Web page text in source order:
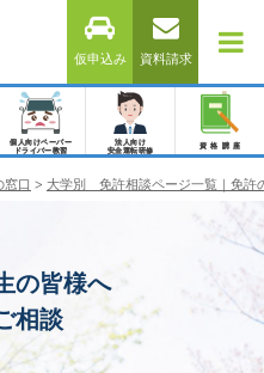
仮申込み 資料請求
個人向けペーパー
ドライバー教習
法人向け
安全運転研修
資格講座
口 > 大学別 免許相談ページ一覧｜免許
の皆様へ
相談